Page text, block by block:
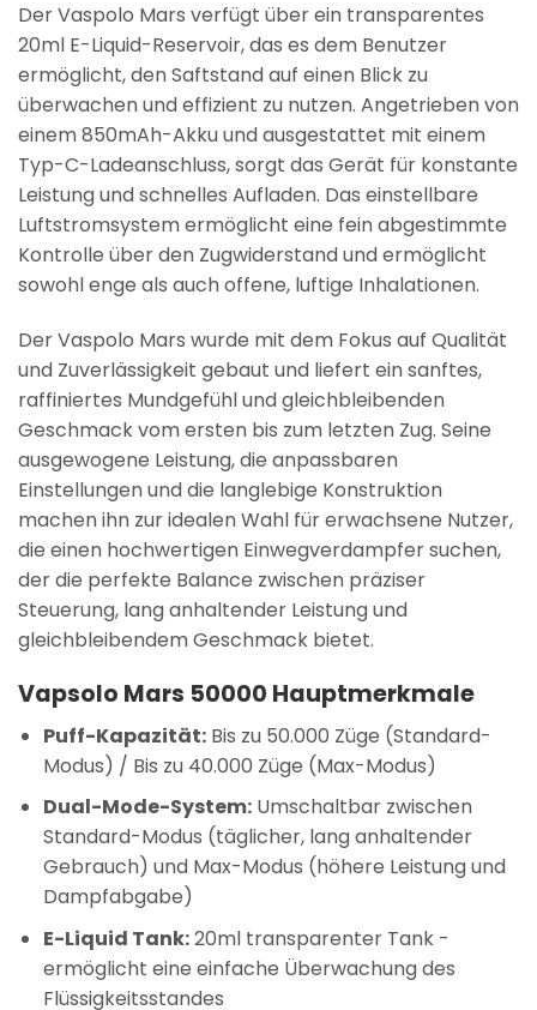
Der Vaspolo Mars verfügt über ein transparentes
20ml E-Liquid-Reservoir, das es dem Benutzer
ermöglicht, den Saftstand auf einen Blick zu
überwachen und effizient zu nutzen. Angetrieben von
einem 850mAh-Akku und ausgestattet mit einem
Typ-C-Ladeanschluss, sorgt das Gerät für konstante
Leistung und schnelles Aufladen. Das einstellbare
Luftstromsystem ermöglicht eine fein abgestimmte
Kontrolle über den Zugwiderstand und ermöglicht
sowohl enge als auch offene, luftige Inhalationen.
Der Vaspolo Mars wurde mit dem Fokus auf Qualität
und Zuverlässigkeit gebaut und liefert ein sanftes,
raffiniertes Mundgefühl und gleichbleibenden
Geschmack vom ersten bis zum letzten Zug. Seine
ausgewogene Leistung, die anpassbaren
Einstellungen und die langlebige Konstruktion
machen ihn zur idealen Wahl für erwachsene Nutzer,
die einen hochwertigen Einwegverdampfer suchen,
der die perfekte Balance zwischen präziser
Steuerung, lang anhaltender Leistung und
gleichbleibendem Geschmack bietet.
Vapsolo Mars 50000 Hauptmerkmale
Puff-Kapazität:Bis zu 50.000 Züge (Standard-
Modus) / Bis zu 40.000 Züge (Max-Modus)
Dual-Mode-System:Umschaltbar zwischen
Standard-Modus (täglicher, lang anhaltender
Gebrauch) und Max-Modus (höhere Leistung und
Dampfabgabe)
E-Liquid Tank:20ml transparenter Tank -
ermöglicht eine einfache Überwachung des
Flüssigkeitsstandes